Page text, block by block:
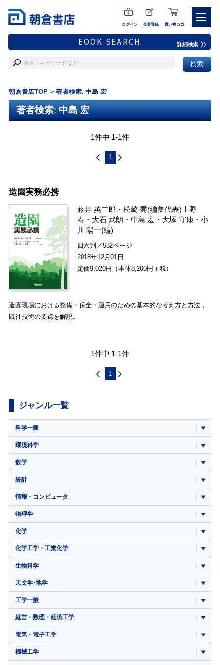
ログイン 会員登録 買い物カゴ
BOOK SEARCH 詳細検索
朝倉書店TOP 著者検索: 中島 宏
著者検索: 中島 宏
1件中 1-1件
1
造園実務必携
藤井 英二郎 ・松崎 喬(編集代表) 上野
泰 ・ 大石 武朗 ・中島 宏 ・ 大塚 守康 ・小
川 陽一(編)
四六判／532ページ
2018年12月01日
定価9,020円（本体8,200円＋税）
造園現場における整備・保全・運用のための基本的な考え方と方法，
既往技術の要点を解説。
1件中 1-1件
1
ジャンル一覧
科学一般
環境科学
数学
統計
情報・コンピュータ
物理学
化学
化学工学・工業化学
生物科学
天文学･地学
工学一般
経営・数理・経済工学
電気・電子工学
機械工学